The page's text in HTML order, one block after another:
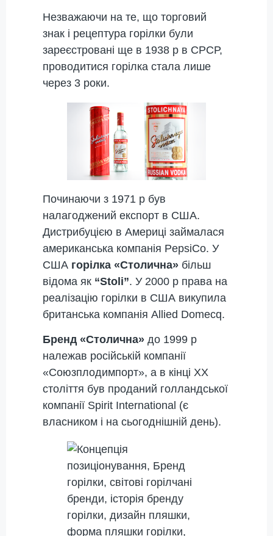
Незважаючи на те, що торговий
знак і рецептура горілки були
зареєстровані ще в 1938 р в СРСР,
проводитися горілка стала лише
через 3 роки.
Починаючи з 1971 р був
налагоджений експорт в США.
Дистрибуцією в Америці займалася
американська компанія PepsiCo. У
США горілка «Столична» більш
відома як “Stoli”. У 2000 р права на
реалізацію горілки в США викупила
британська компанія Allied Domecq.
Бренд «Столична» до 1999 р
належав російській компанії
«Союзплодимпорт», а в кінці ХХ
століття був проданий голландської
компанії Spirit International (є
власником і на сьогоднішній день).